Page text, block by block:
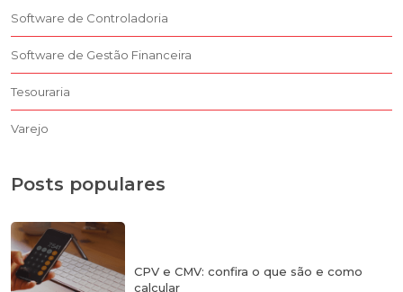
Software de Controladoria
Software de Gestão Financeira
Tesouraria
Varejo
Posts populares
CPV e CMV: confira o que são e como
calcular